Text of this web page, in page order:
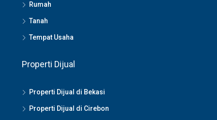
Rumah
Tanah
Tempat Usaha
Properti Dijual
Properti Dijual di Bekasi
Properti Dijual di Cirebon